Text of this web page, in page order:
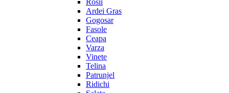
Rosii
Ardei Gras
Gogosar
Fasole
Ceapa
Varza
Vinete
Telina
Patrunjel
Ridichi